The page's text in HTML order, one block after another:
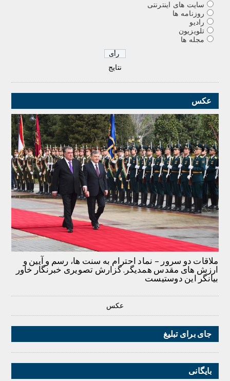
سایت های اینترنتی
روزنامه ها
رادیو
تلویزیون
مجله ها
نتایج
عکس
ملاقات دو سرور – نماد احترام به سنت ها، رسم و آیین و
ارزش های مقدس همدیگر. گزارش تصویری خبرنگار خاور
بیانگر این دوستیست
عکس
جای برای تبلیغ
بایگانی